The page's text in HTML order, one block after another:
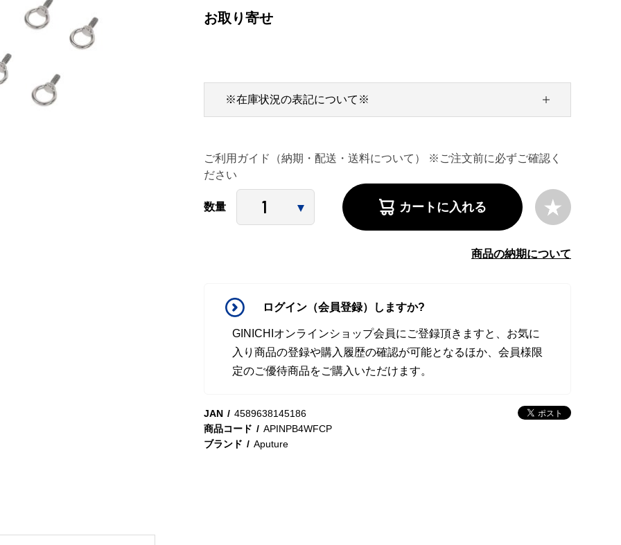
お取り寄せ
ご利用ガイド（納期・配送・送料について） ※ご注文前に必ずご確認く
ださい
※在庫状況の表記について※
数量 カートに入れる
商品の納期について
ログイン（会員登録）しますか?
GINICHIオンラインショップ会員にご登録頂きますと、お気に
入り商品の登録や購入履歴の確認が可能となるほか、会員様限
定のご優待商品をご購入いただけます。
JAN
4589638145186
商品コード
APINPB4WFCP
ブランド
Aputure